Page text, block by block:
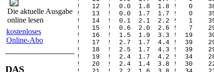
Die aktuelle Ausgabe
online lesen
kostenloses
Online-Abo
DAS
! 12 ! 0.0 1.8 1.8 ! 0
! 13 ! 0.0 1.7 1.7 ! 0
! 14 ! 0.1 2.1 2.2 ! 1
! 15 ! 0.6 2.0 2.6 ! 7
! 16 ! 1.5 1.9 3.3 ! 19
! 17 ! 2.7 1.7 4.4 ! 39
! 18 ! 2.5 1.7 4.3 ! 39
! 19 ! 2.4 1.7 4.2 ! 34
! 20 ! 2.4 1.4 3.8 ! 30